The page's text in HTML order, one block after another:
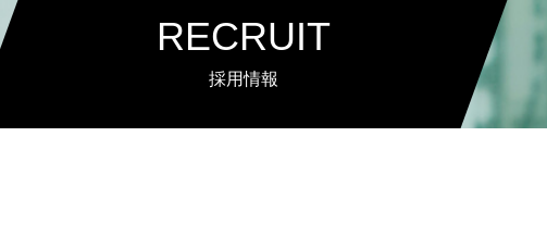
RECRUIT
採用情報